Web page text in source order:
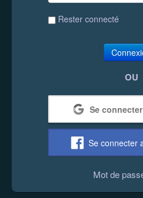
Rester connecté
OU
Se
Se connecter
Mot de